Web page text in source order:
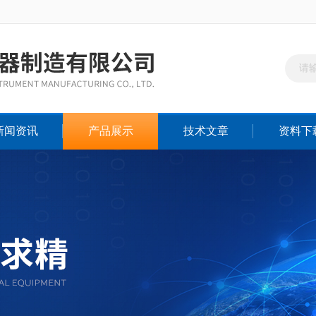
闻资讯 产品展示 技术文章 资料下